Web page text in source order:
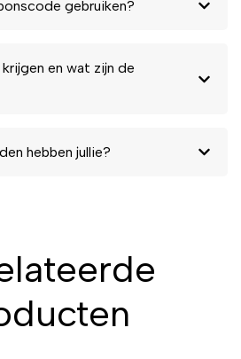
gebruiken?
en wat zijn de
hebben jullie?